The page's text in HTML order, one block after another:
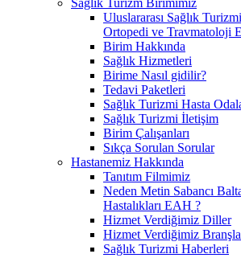
Uluslararası Sağlık
Ortopedi ve Travmatoloji
Birim Hakkında
Sağlık Hizmetleri
Birime Nasıl gidilir?
Tedavi Paketleri
Sağlık Turizmi Hasta
Sağlık Turizmi İletişim
Birim Çalışanları
Sıkça Sorulan Sorular
Hastanemiz Hakkında
Tanıtım Filmimiz
Neden Metin Sabancı
Hastalıkları EAH ?
Hizmet Verdiğimiz Diller
Hizmet Verdiğimiz
Sağlık Turizmi Haberleri